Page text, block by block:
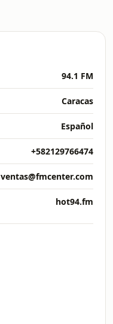
94.1 FM
Caracas
Español
+582129766474
ventas@fmcenter.com
hot94.fm